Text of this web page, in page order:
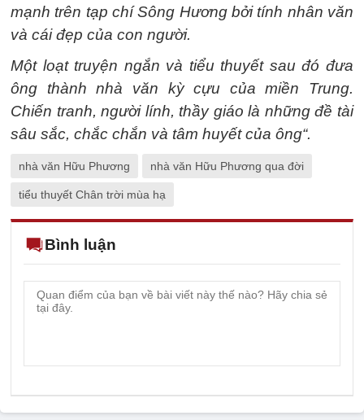
mạnh trên tạp chí Sông Hương bởi tính nhân văn
và cái đẹp của con người.
Một loạt truyện ngắn và tiểu thuyết sau đó đưa
ông thành nhà văn kỳ cựu của miền Trung.
Chiến tranh, người lính, thầy giáo là những đề tài
sâu sắc, chắc chắn và tâm huyết của ông“.
nhà văn Hữu Phương nhà văn Hữu Phương qua đời
tiểu thuyết Chân trời mùa hạ
Bình luận